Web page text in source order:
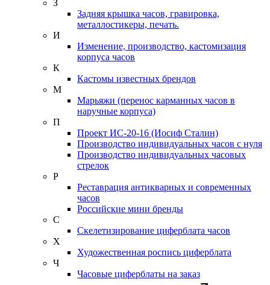
З
Задняя крышка часов, гравировка,
металлостикеры, печать.
И
Изменение, производство, кастомизация
корпуса часов
К
Кастомы известных брендов
М
Марьяжи (перенос карманных часов в
наручные корпуса)
П
Проект ИС-20-16 (Иосиф Сталин)
Производство индивидуальных часов с нуля
Производство индивидуальных часовых
стрелок
Р
Реставрация антикварных и современных
часов
Российские мини бренды
С
Скелетизирование циферблата часов
Х
Художественная роспись циферблата
Ч
Часовые циферблаты на заказ